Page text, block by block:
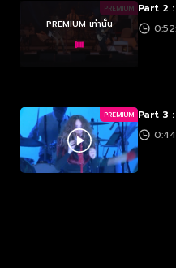
PREMIUM
PREMIUM เท่านั้น
Part 2 :
PREMIUM Part 3 :